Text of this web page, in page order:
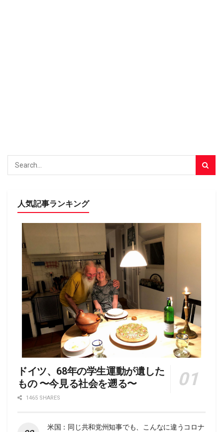
人気記事ランキング
ドイツ、68年の学生運動が遺した
もの 〜今見る社会を遡る〜
1465 SHARES
米国：同じ共和党州知事でも、こんなに違うコロナ